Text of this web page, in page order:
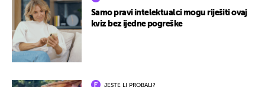
Samo pravi intelektualci mogu riješiti ovaj
kviz bez ijedne pogreške
JESTE LI PROBALI?